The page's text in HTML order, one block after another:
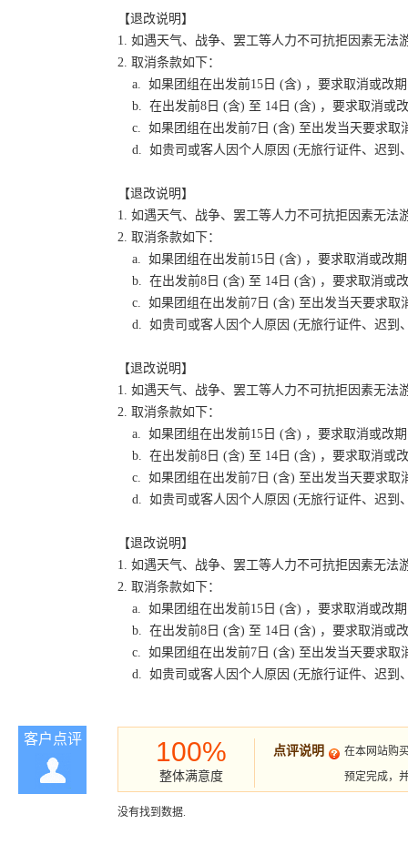
【退改说明】
1. 如遇天气、战争、罢工等人力不可抗拒因素无
2. 取消条款如下：
a. 如果团组在出发前15日 (含) ，要求取消或改
b. 在出发前8日 (含) 至 14日 (含) ，要求取消或
c. 如果团组在出发前7日 (含) 至出发当天要求取
d. 如贵司或客人因个人原因 (无旅行证件、迟到
【退改说明】
1. 如遇天气、战争、罢工等人力不可抗拒因素无
2. 取消条款如下：
a. 如果团组在出发前15日 (含) ，要求取消或改
b. 在出发前8日 (含) 至 14日 (含) ，要求取消或
c. 如果团组在出发前7日 (含) 至出发当天要求取
d. 如贵司或客人因个人原因 (无旅行证件、迟到
【退改说明】
1. 如遇天气、战争、罢工等人力不可抗拒因素无
2. 取消条款如下：
a. 如果团组在出发前15日 (含) ，要求取消或改
b. 在出发前8日 (含) 至 14日 (含) ，要求取消或
c. 如果团组在出发前7日 (含) 至出发当天要求取
d. 如贵司或客人因个人原因 (无旅行证件、迟到
【退改说明】
1. 如遇天气、战争、罢工等人力不可抗拒因素无
2. 取消条款如下：
a. 如果团组在出发前15日 (含) ，要求取消或改
b. 在出发前8日 (含) 至 14日 (含) ，要求取消或
c. 如果团组在出发前7日 (含) 至出发当天要求取
d. 如贵司或客人因个人原因 (无旅行证件、迟到
客户点评 100%
整体满意度
点评说明
在本网站购
预定完成，
没有找到数据.